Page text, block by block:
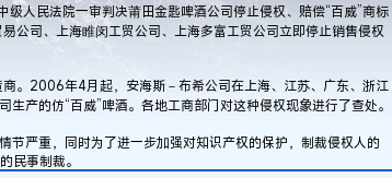
人民法院一审判决莆田金匙啤酒公司停止侵权、赔偿“百威”商标
公司、上海睢闵工贸公司、上海多富工贸公司立即停止销售侵权
。2006年4月起，安海斯－布希公司在上海、江苏、广东、浙江
产的仿“百威”啤酒。各地工商部门对这种侵权现象进行了查处。
严重，同时为了进一步加强对知识产权的保护，制裁侵权人的
民事制裁。